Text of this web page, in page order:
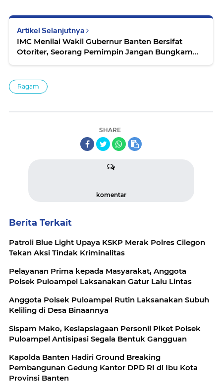
Artikel Selanjutnya
IMC Menilai Wakil Gubernur Banten Bersifat
Otoriter, Seorang Pemimpin Jangan Bungkam
Ragam
SHARE
komentar
Berita Terkait
Patroli Blue Light Upaya KSKP Merak Polres Cilegon
Tekan Aksi Tindak Kriminalitas
Pelayanan Prima kepada Masyarakat, Anggota
Polsek Puloampel Laksanakan Gatur Lalu Lintas
Anggota Polsek Puloampel Rutin Laksanakan Subuh
Keliling di Desa Binaannya
Sispam Mako, Kesiapsiagaan Personil Piket Polsek
Puloampel Antisipasi Segala Bentuk Gangguan
Kapolda Banten Hadiri Ground Breaking
Pembangunan Gedung Kantor DPD RI di Ibu Kota
Provinsi Banten